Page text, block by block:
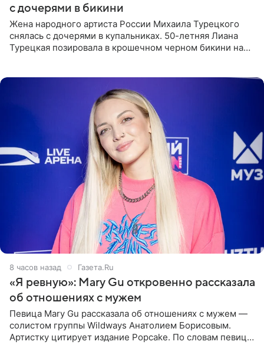
с дочерями в бикини
Жена народного артиста России Михаила Турецкого
снялась с дочерями в купальниках. 50-летняя Лиана
Турецкая позировала в крошечном черном бикини на
8 часов назад Газета.Ru
«Я ревную»: Mary Gu откровенно рассказала
об отношениях с мужем
Певица Mary Gu рассказала об отношениях с мужем —
солистом группы Wildways Анатолием Борисовым.
Артистку цитирует издание Popcake. По словам певицы,